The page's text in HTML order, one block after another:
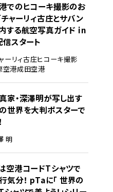
でのヒコーキ撮影のお
チャーリィ古庄とサバン
する航空写真ガイド in
信スタート
ーリィ古庄ヒコーキ撮影
空港成田空港
家・深澤明が写し出す
世界を大判ポスターで
明
空港コードTシャツで
気分！ pTaに「 世界の